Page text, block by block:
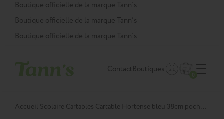
Panneau de gestion des cookies
Boutique officielle de la marque Tann’s
Boutique officielle de la marque Tann’s
Boutique officielle de la marque Tann’s
ContactBoutiques
Accueil Scolaire Cartables Cartable Hortense bleu 38cm poche gourde